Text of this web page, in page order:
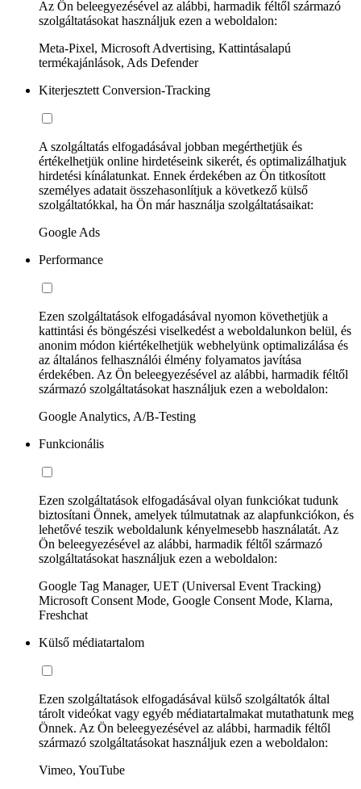
Az Ön beleegyezésével az alábbi, harmadik féltől származó
szolgáltatásokat használjuk ezen a weboldalon:
Meta-Pixel, Microsoft Advertising, Kattintásalapú
termékajánlások, Ads Defender
Kiterjesztett Conversion-Tracking
A szolgáltatás elfogadásával jobban megérthetjük és
értékelhetjük online hirdetéseink sikerét, és optimalizálhatjuk
hirdetési kínálatunkat. Ennek érdekében az Ön titkosított
személyes adatait összehasonlítjuk a következő külső
szolgáltatókkal, ha Ön már használja szolgáltatásaikat:
Google Ads
Performance
Ezen szolgáltatások elfogadásával nyomon követhetjük a
kattintási és böngészési viselkedést a weboldalunkon belül, és
anonim módon kiértékelhetjük webhelyünk optimalizálása és
az általános felhasználói élmény folyamatos javítása
érdekében. Az Ön beleegyezésével az alábbi, harmadik féltől
származó szolgáltatásokat használjuk ezen a weboldalon:
Google Analytics, A/B-Testing
Funkcionális
Ezen szolgáltatások elfogadásával olyan funkciókat tudunk
biztosítani Önnek, amelyek túlmutatnak az alapfunkciókon, és
lehetővé teszik weboldalunk kényelmesebb használatát. Az
Ön beleegyezésével az alábbi, harmadik féltől származó
szolgáltatásokat használjuk ezen a weboldalon:
Google Tag Manager, UET (Universal Event Tracking)
Microsoft Consent Mode, Google Consent Mode, Klarna,
Freshchat
Külső médiatartalom
Ezen szolgáltatások elfogadásával külső szolgáltatók által
tárolt videókat vagy egyéb médiatartalmakat mutathatunk meg
Önnek. Az Ön beleegyezésével az alábbi, harmadik féltől
származó szolgáltatásokat használjuk ezen a weboldalon:
Vimeo, YouTube